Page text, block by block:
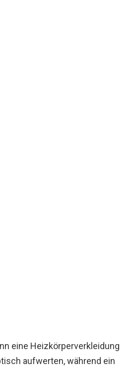
eine Heizkörperverkleidung
aufwerten, während ein